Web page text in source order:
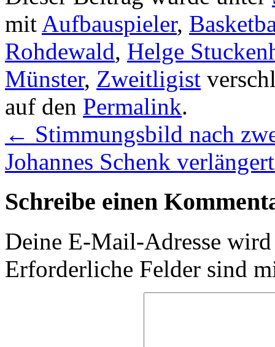
mit Aufbauspieler,
Rohdewald, Helge
Münster, Zweitligist
auf den Permalink.
← Stimmungsbild nach
Johannes Schenk
Schreibe einen
Deine E-Mail-Adresse
Erforderliche Felder sind